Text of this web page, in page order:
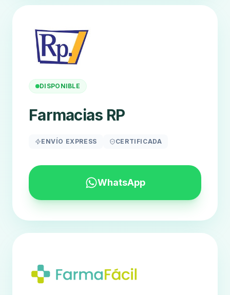
DISPONIBLE
Farmacias RP
ENVÍO EXPRESS CERTIFICADA
WhatsApp